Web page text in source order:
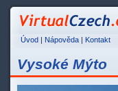
Úvod | Nápověda | Kontakt
Vysoké Mýto